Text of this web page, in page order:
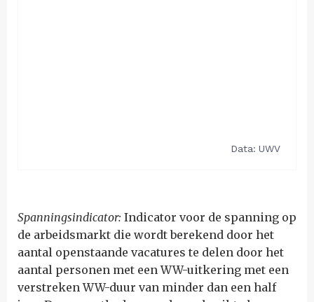
Spanningsindicator: Indicator voor de spanning op
de arbeidsmarkt die wordt berekend door het
aantal openstaande vacatures te delen door het
aantal personen met een WW-uitkering met een
verstreken WW-duur van minder dan een half